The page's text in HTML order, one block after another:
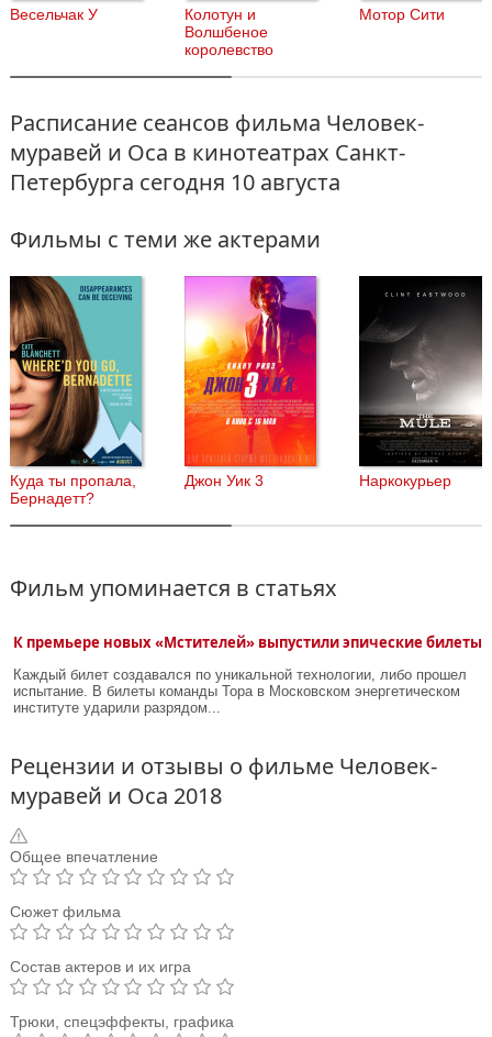
Весельчак У
Колотун и
Волшбеное
королевство
Мотор Сити
Расписание сеансов фильма Человек-
муравей и Оса в кинотеатрах Санкт-
Петербурга сегодня 10 августа
Фильмы с теми же актерами
Куда ты пропала,
Бернадетт?
Джон Уик 3 Наркокурьер
Фильм упоминается в статьях
К премьере новых «Мстителей» выпустили эпические билеты
Каждый билет создавался по уникальной технологии, либо прошел
испытание. В билеты команды Тора в Московском энергетическом
институте ударили разрядом...
Рецензии и отзывы о фильме Человек-
муравей и Оса 2018
Общее впечатление
Сюжет фильма
Состав актеров и их игра
Трюки, спецэффекты, графика